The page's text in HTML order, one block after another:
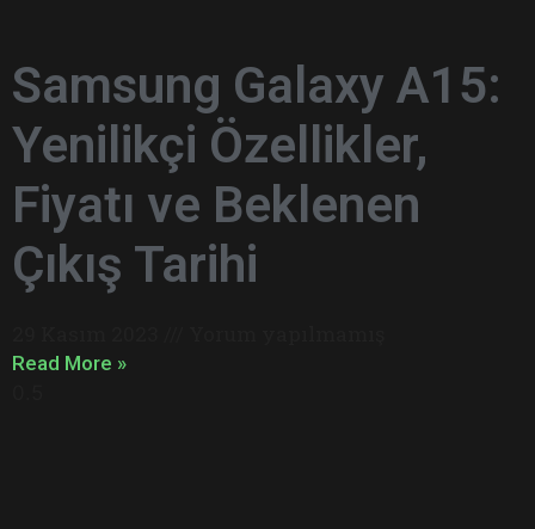
Samsung Galaxy A15:
Yenilikçi Özellikler,
Fiyatı ve Beklenen
Çıkış Tarihi
Read More »